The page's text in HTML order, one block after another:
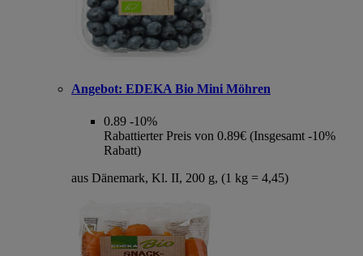
Angebot: EDEKA Bio Mini Möhren
0.89 -10%
Rabattierter Preis von 0.89€ (Insgesamt -10%
Rabatt)
aus Dänemark, Kl. II, 200 g, (1 kg = 4,45)